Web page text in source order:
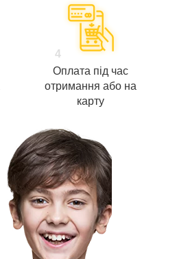
4
Оплата під час
отримання або на
карту